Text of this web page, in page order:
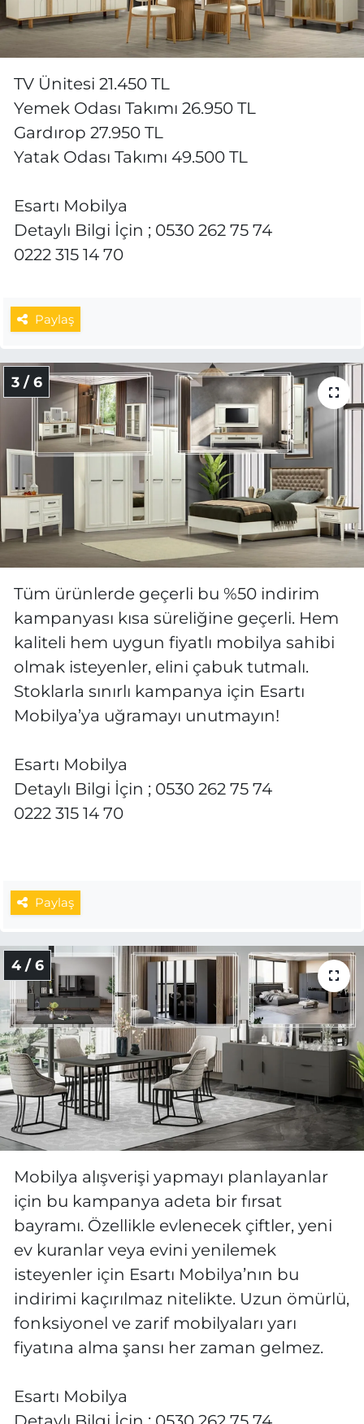
TV Ünitesi 21.450 TL
Yemek Odası Takımı 26.950 TL
Gardırop 27.950 TL
Yatak Odası Takımı 49.500 TL
Esartı Mobilya
Detaylı Bilgi İçin ; 0530 262 75 74
0222 315 14 70
Paylaş
3 / 6
Tüm ürünlerde geçerli bu %50 indirim
kampanyası kısa süreliğine geçerli. Hem
kaliteli hem uygun fiyatlı mobilya sahibi
olmak isteyenler, elini çabuk tutmalı.
Stoklarla sınırlı kampanya için Esartı
Mobilya’ya uğramayı unutmayın!
Esartı Mobilya
Detaylı Bilgi İçin ; 0530 262 75 74
0222 315 14 70
Paylaş
4 / 6
Mobilya alışverişi yapmayı planlayanlar
için bu kampanya adeta bir fırsat
bayramı. Özellikle evlenecek çiftler, yeni
ev kuranlar veya evini yenilemek
isteyenler için Esartı Mobilya’nın bu
indirimi kaçırılmaz nitelikte. Uzun ömürlü,
fonksiyonel ve zarif mobilyaları yarı
fiyatına alma şansı her zaman gelmez.
Esartı Mobilya